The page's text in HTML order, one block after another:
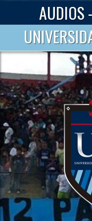
AUDIOS